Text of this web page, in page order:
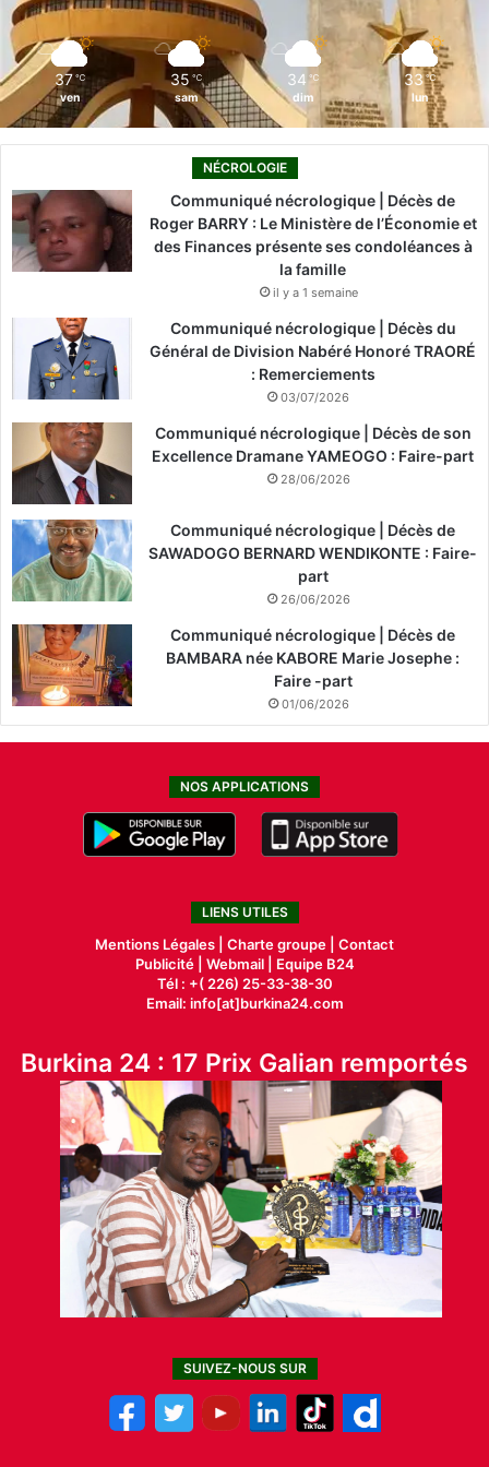
k
n
37 ℃
ven
35 ℃
sam
34 ℃
dim
33 ℃
lun
NÉCROLOGIE
Communiqué nécrologique | Décès de
Roger BARRY : Le Ministère de l’Économie et
des Finances présente ses condoléances à
la famille
il y a 1 semaine
Communiqué nécrologique | Décès du
Général de Division Nabéré Honoré TRAORÉ
: Remerciements
03/07/2026
Communiqué nécrologique | Décès de son
Excellence Dramane YAMEOGO : Faire-part
28/06/2026
Communiqué nécrologique | Décès de
SAWADOGO BERNARD WENDIKONTE : Faire-
part
26/06/2026
Communiqué nécrologique | Décès de
BAMBARA née KABORE Marie Josephe :
Faire -part
01/06/2026
NOS APPLICATIONS
LIENS UTILES
Mentions Légales | Charte groupe | Contact
Publicité| Webmail |
Equipe B24
Tél : +( 226) 25-33-38-30
Email: info[at]burkina24.com
Burkina 24 : 17 Prix Galian remportés
SUIVEZ-NOUS SUR